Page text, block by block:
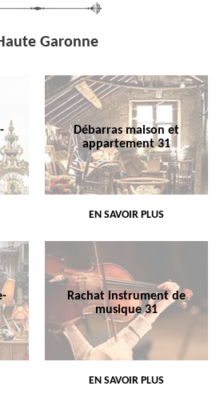
Garonne
Débarras maison et
appartement 31
EN SAVOIR PLUS
Rachat instrument de
musique 31
EN SAVOIR PLUS